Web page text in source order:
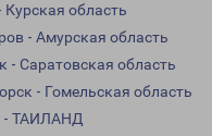
область
- Амурская область
- Саратовская область
- Гомельская область
- ТАИЛАНД